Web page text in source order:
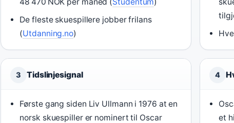
De fleste skuespillere jobber frilans
(Utdanning.no)
3 Tidslinjesignal
Første gang siden Liv Ullmann i 1976 at en
norsk skuespiller er nominert til Oscar
4
et